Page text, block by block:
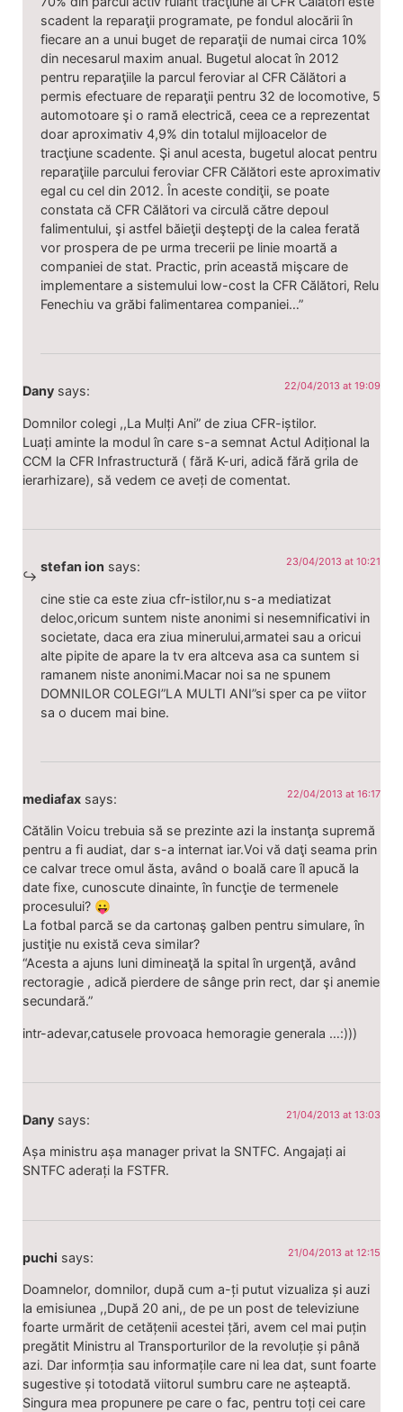
scadent la reparaţii programate, pe fondul alocării în
fiecare an a unui buget de reparaţii de numai circa 10%
din necesarul maxim anual. Bugetul alocat în 2012
pentru reparaţiile la parcul feroviar al CFR Călători a
permis efectuare de reparaţii pentru 32 de locomotive, 5
automotoare şi o ramă electrică, ceea ce a reprezentat
doar aproximativ 4,9% din totalul mijloacelor de
tracţiune scadente. Şi anul acesta, bugetul alocat pentru
reparaţiile parcului feroviar CFR Călători este aproximativ
egal cu cel din 2012. În aceste condiţii, se poate
constata că CFR Călători va circulă către depoul
falimentului, şi astfel băieţii deştepţi de la calea ferată
vor prospera de pe urma trecerii pe linie moartă a
companiei de stat. Practic, prin această mişcare de
implementare a sistemului low-cost la CFR Călători, Relu
Fenechiu va grăbi falimentarea companiei…”
Dany says: 22/04/2013 at 19:09
Domnilor colegi ,,La Mulți Ani” de ziua CFR-iștilor.
Luați aminte la modul în care s-a semnat Actul Adițional la
CCM la CFR Infrastructură ( fără K-uri, adică fără grila de
ierarhizare), să vedem ce aveți de comentat.
stefan ion says: 23/04/2013 at 10:21
cine stie ca este ziua cfr-istilor,nu s-a mediatizat
deloc,oricum suntem niste anonimi si nesemnificativi in
societate, daca era ziua minerului,armatei sau a oricui
alte pipite de apare la tv era altceva asa ca suntem si
ramanem niste anonimi.Macar noi sa ne spunem
DOMNILOR COLEGI”LA MULTI ANI”si sper ca pe viitor
sa o ducem mai bine.
mediafax says: 22/04/2013 at 16:17
Cătălin Voicu trebuia să se prezinte azi la instanţa supremă
pentru a fi audiat, dar s-a internat iar.Voi vă daţi seama prin
ce calvar trece omul ăsta, având o boală care îl apucă la
date fixe, cunoscute dinainte, în funcţie de termenele
procesului? 😛
La fotbal parcă se da cartonaş galben pentru simulare, în
justiţie nu există ceva similar?
“Acesta a ajuns luni dimineaţă la spital în urgenţă, având
rectoragie , adică pierdere de sânge prin rect, dar şi anemie
secundară.”
intr-adevar,catusele provoaca hemoragie generala …:)))
Dany says: 21/04/2013 at 13:03
Așa ministru așa manager privat la SNTFC. Angajați ai
SNTFC aderați la FSTFR.
puchi says: 21/04/2013 at 12:15
Doamnelor, domnilor, după cum a-ți putut vizualiza și auzi
la emisiunea ,,După 20 ani,, de pe un post de televiziune
foarte urmărit de cetățenii acestei țări, avem cel mai puțin
pregătit Ministru al Transporturilor de la revoluție și până
azi. Dar informția sau informațile care ni lea dat, sunt foarte
sugestive și totodată viitorul sumbru care ne așteaptă.
Singura mea propunere pe care o fac, pentru toți cei care